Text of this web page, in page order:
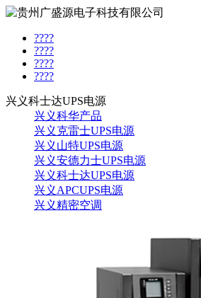
????
????
????
????
兴义科士达UPS电源
兴义科华产品
兴义克雷士UPS电源
兴义山特UPS电源
兴义安德力士UPS电源
兴义科士达UPS电源
兴义APCUPS电源
兴义精密空调